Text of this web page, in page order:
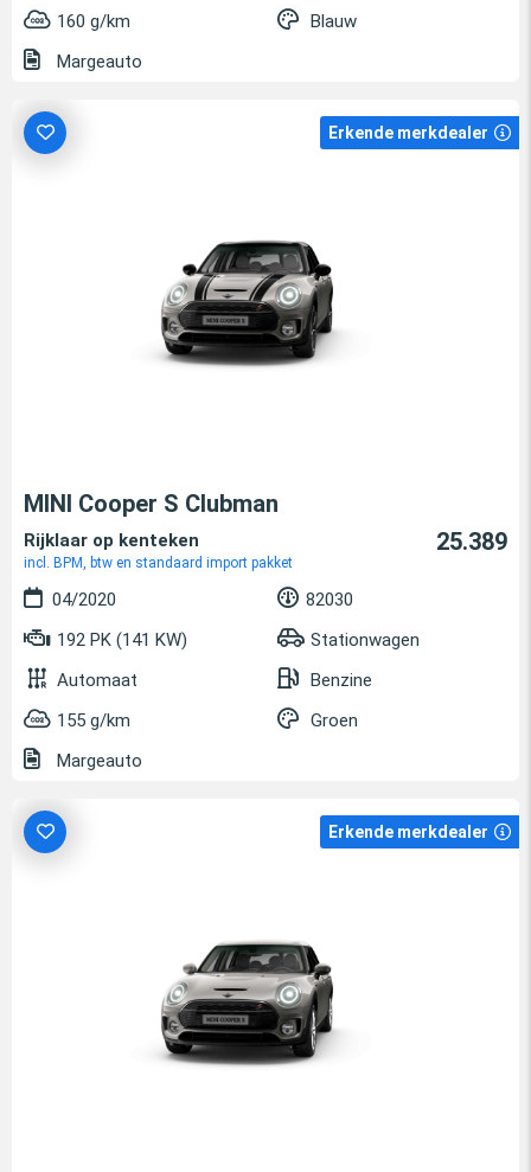
160 g/km
Blauw
Margeauto
Erkende merkdealer
MINI Cooper S Clubman
Rijklaar op kenteken
incl. BPM, btw en standaard import pakket
25.389
04/2020
82030
192 PK (141 KW)
Stationwagen
Automaat
Benzine
155 g/km
Groen
Margeauto
Erkende merkdealer